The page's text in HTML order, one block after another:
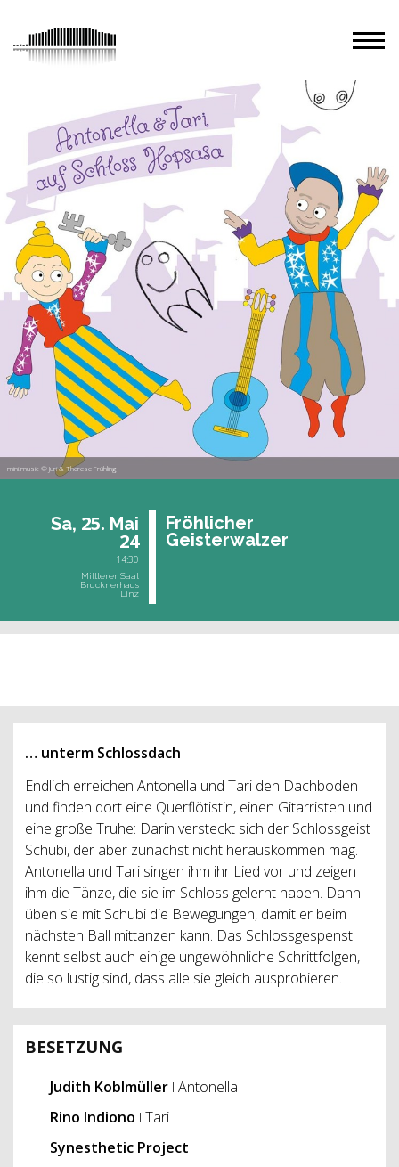
mini.music © Juri & Therese Frühling
Sa, 25. Mai
24
14:30
Mittlerer Saal
Brucknerhaus
Linz
Fröh­li­cher
Geis­ter­wal­zer
… unterm Schlossdach
Endlich erreichen Antonella und Tari den Dachboden
und finden dort eine Querflötistin, einen Gitarristen und
eine große Truhe: Darin versteckt sich der Schlossgeist
Schubi, der aber zunächst nicht herauskommen mag.
Antonella und Tari singen ihm ihr Lied vor und zeigen
ihm die Tänze, die sie im Schloss gelernt haben. Dann
üben sie mit Schubi die Bewegungen, damit er beim
nächsten Ball mittanzen kann. Das Schlossgespenst
kennt selbst auch einige ungewöhnliche Schrittfolgen,
die so lustig sind, dass alle sie gleich ausprobieren.
BESETZUNG
Judith Koblmüller ǀ Antonella
Rino Indiono ǀ Tari
Synesthetic Project